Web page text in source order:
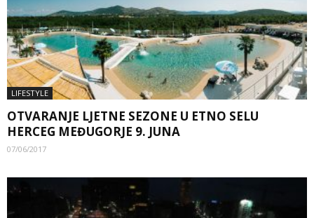
LIFESTYLE
OTVARANJE LJETNE SEZONE U ETNO SELU
HERCEG MEĐUGORJE 9. JUNA
07/06/2017